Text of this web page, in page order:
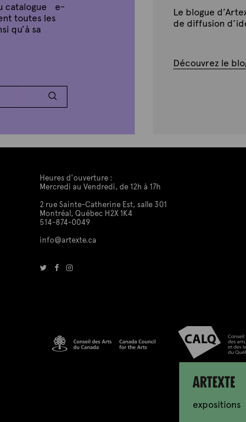
expositions
catalogue e-
toutes les
qu’à sa
Le blogue
de diffusion
Découvrez le
Heures d'ouverture :
Mercredi au Vendredi, de 12h à 17h
2 rue Sainte-Catherine Est, salle 301
Montréal, Québec H2X 1K4
514-874-0049
info@artexte.ca